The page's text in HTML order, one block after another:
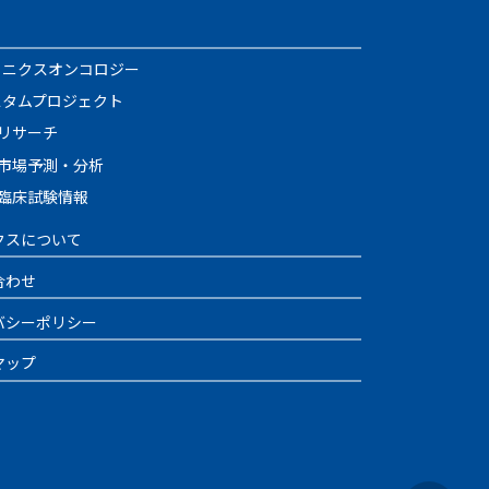
クスオンコロジー
ムプロジェクト
サーチ
場予測・分析
床試験情報
について
わせ
ーポリシー
ップ